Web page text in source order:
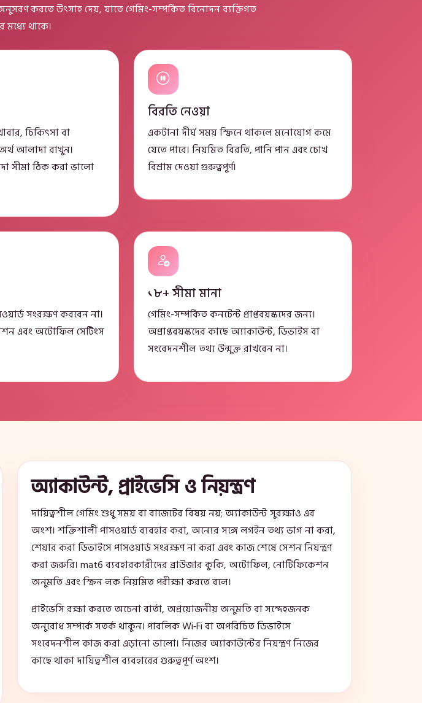
করতে উৎসাহ দেয়, যাতে গেমিং-সম্পর্কিত বিনোদন ব্যক্তিগত
মধ্যে থাকে।
চিকিৎসা বা
আলাদা রাখুন।
সীমা ঠিক করা ভালো
বিরতি নেওয়া
একটানা দীর্ঘ সময় স্ক্রিনে থাকলে মনোযোগ কমে
যেতে পারে। নিয়মিত বিরতি, পানি পান এবং চোখ
বিশ্রাম দেওয়া গুরুত্বপূর্ণ।
সংরক্ষণ করবেন না।
এবং অটোফিল সেটিংস
১৮+ সীমা মানা
গেমিং-সম্পর্কিত কনটেন্ট প্রাপ্তবয়স্কদের জন্য।
অপ্রাপ্তবয়স্কদের কাছে অ্যাকাউন্ট, ডিভাইস বা
সংবেদনশীল তথ্য উন্মুক্ত রাখবেন না।
অ্যাকাউন্ট, প্রাইভেসি ও নিয়ন্ত্রণ
দায়িত্বশীল গেমিং শুধু সময় বা বাজেটের বিষয় নয়; অ্যাকাউন্ট সুরক্ষাও এর
অংশ। শক্তিশালী পাসওয়ার্ড ব্যবহার করা, অন্যের সঙ্গে লগইন তথ্য ভাগ না করা,
শেয়ার করা ডিভাইসে পাসওয়ার্ড সংরক্ষণ না করা এবং কাজ শেষে সেশন নিয়ন্ত্রণ
করা জরুরি। mat6 ব্যবহারকারীদের ব্রাউজার কুকি, অটোফিল, নোটিফিকেশন
অনুমতি এবং স্ক্রিন লক নিয়মিত পরীক্ষা করতে বলে।
প্রাইভেসি রক্ষা করতে অচেনা বার্তা, অপ্রয়োজনীয় অনুমতি বা সন্দেহজনক
অনুরোধ সম্পর্কে সতর্ক থাকুন। পাবলিক Wi‑Fi বা অপরিচিত ডিভাইসে
সংবেদনশীল কাজ করা এড়ানো ভালো। নিজের অ্যাকাউন্টের নিয়ন্ত্রণ নিজের
কাছে থাকা দায়িত্বশীল ব্যবহারের গুরুত্বপূর্ণ অংশ।